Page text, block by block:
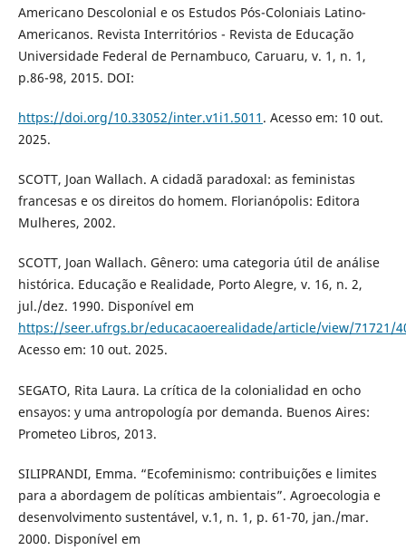
Americano Descolonial e os Estudos Pós-Coloniais Latino-
Americanos. Revista Interritórios - Revista de Educação
Universidade Federal de Pernambuco, Caruaru, v. 1, n. 1,
p.86-98, 2015. DOI:
https://doi.org/10.33052/inter.v1i1.5011 . Acesso em: 10 out.
2025.
SCOTT, Joan Wallach. A cidadã paradoxal: as feministas
francesas e os direitos do homem. Florianópolis: Editora
Mulheres, 2002.
SCOTT, Joan Wallach. Gênero: uma categoria útil de análise
histórica. Educação e Realidade, Porto Alegre, v. 16, n. 2,
jul./dez. 1990. Disponível em
https://seer.ufrgs.br/educacaoerealidade/article/view/71721/
Acesso em: 10 out. 2025.
SEGATO, Rita Laura. La crítica de la colonialidad en ocho
ensayos: y uma antropología por demanda. Buenos Aires:
Prometeo Libros, 2013.
SILIPRANDI, Emma. “Ecofeminismo: contribuições e limites
para a abordagem de políticas ambientais”. Agroecologia e
desenvolvimento sustentável, v.1, n. 1, p. 61-70, jan./mar.
2000. Disponível em